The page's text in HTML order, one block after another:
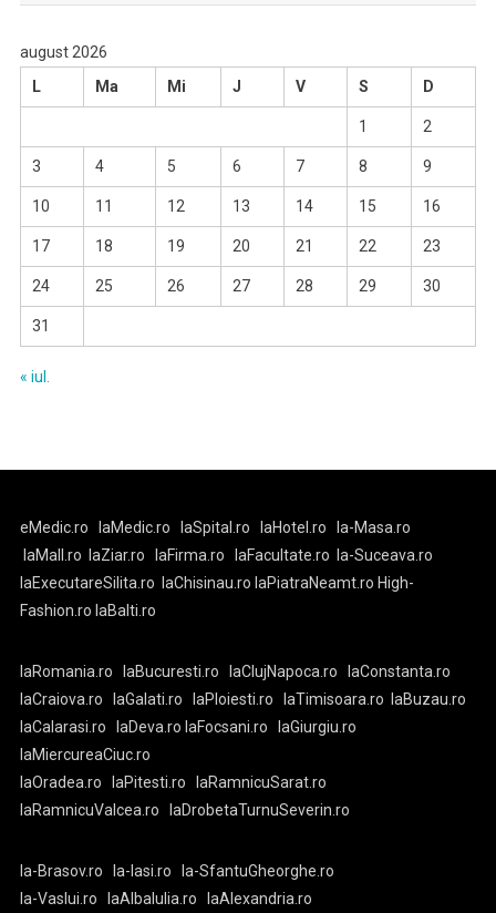
august 2026
L
Ma Mi J V S D
1 2
3 4 5 6 7 8 9
10 11 12 13 14 15 16
17 18 19 20 21 22 23
24 25 26 27 28 29 30
31
« iul.
eMedic.ro laMedic.ro laSpital.ro laHotel.ro
la-Masa.ro
laMall.ro
laZiar.ro laFirma.ro laFacultate.ro
la-Suceava.ro
laExecutareSilita.ro
laChisinau.ro laPiatraNeamt.ro High-
Fashion.ro laBalti.ro
laRomania.ro laBucuresti.ro laClujNapoca.ro
laConstanta.ro
laCraiova.ro
laGalati.ro laPloiesti.ro laTimisoara.ro
laBuzau.ro
laCalarasi.ro
laDeva.ro laFocsani.ro
laGiurgiu.ro
laMiercureaCiuc.ro
laOradea.ro
laPitesti.ro
laRamnicuSarat.ro
laRamnicuValcea.ro
laDrobetaTurnuSeverin.ro
la-Brasov.ro la-Iasi.ro
la-SfantuGheorghe.ro
la-Vaslui.ro
laAlbaIulia.ro laAlexandria.ro